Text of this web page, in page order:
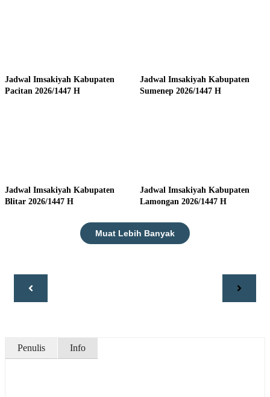
Jadwal Imsakiyah Kabupaten
Pacitan 2026/1447 H
Jadwal Imsakiyah Kabupaten
Sumenep 2026/1447 H
Jadwal Imsakiyah Kabupaten
Blitar 2026/1447 H
Jadwal Imsakiyah Kabupaten
Lamongan 2026/1447 H
Muat Lebih Banyak
Penulis Info